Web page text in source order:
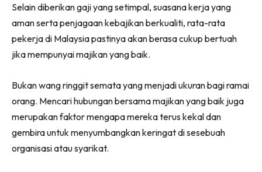
(Twitter)
Selain diberikan gaji yang setimpal, suasana kerja yang
aman serta penjagaan kebajikan berkualiti, rata-rata
pekerja di Malaysia pastinya akan berasa cukup bertuah
jika mempunyai majikan yang baik.
Bukan wang ringgit semata yang menjadi ukuran bagi ramai
orang. Mencari hubungan bersama majikan yang baik juga
merupakan faktor mengapa mereka terus kekal dan
gembira untuk menyumbangkan keringat di sesebuah
organisasi atau syarikat.